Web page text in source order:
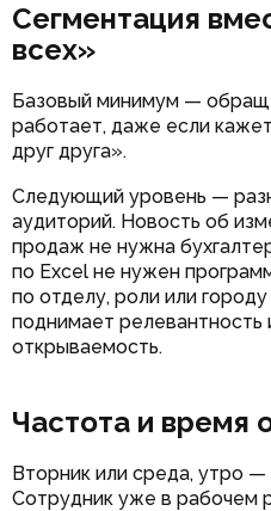
Сегментация
всех»
Базовый минимум —
работает, даже если
друг друга».
Следующий уровень —
аудиторий. Новость об
продаж не нужна
по Excel не нужен
по отделу, роли или
поднимает релевантность
открываемость.
Частота и время
Вторник или среда, утро
Сотрудник уже в рабочем